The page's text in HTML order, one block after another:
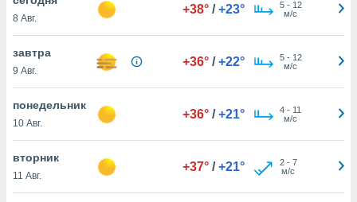
действия
на веб-
основе.
нашей
8 Авг.
+38° / +23° 5- 12
м/с
завтра
9 Авг.
+36° / +22° 5- 12
м/с
понедельник
10 Авг.
+36° / +21° 4- 11
м/с
вторник
11 Авг.
+37° / +21° 2- 7
м/с